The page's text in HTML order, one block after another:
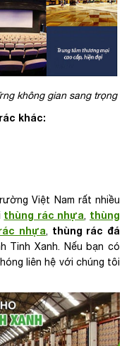
không gian sang trọng
khác:
Việt Nam rất nhiều
thùng rác nhựa, thùng
nhựa, thùng rác đá
Tinh Xanh. Nếu bạn có
liên hệ với chúng tôi